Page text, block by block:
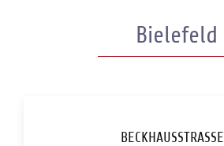
Bielefeld
BECKHAUSSTRASSE